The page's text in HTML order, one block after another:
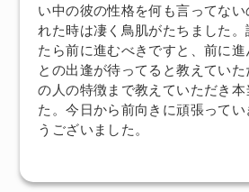
い中の彼の性格を何も言ってな
れた時は凄く鳥肌がたちました
たら前に進むべきですと、前に
との出逢が待ってると教えてい
の人の特徴まで教えていただき
た。今日から前向きに頑張って
うございました。